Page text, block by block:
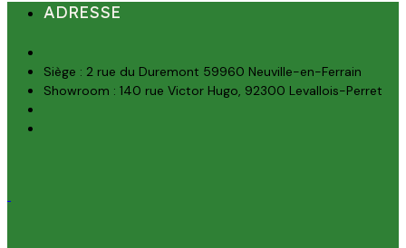
ADRESSE
Siège : 2 rue du Duremont 59960 Neuville-en-Ferrain
Showroom : 140 rue Victor Hugo, 92300 Levallois-Perret